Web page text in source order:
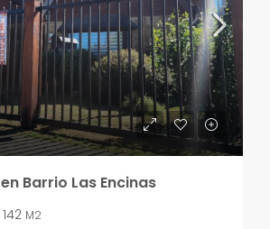
Barrio Las Encinas
142 M2